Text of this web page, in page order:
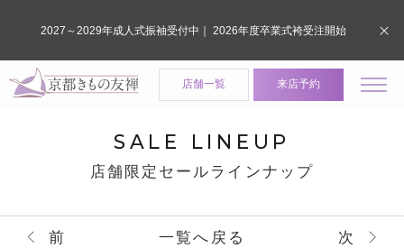
店舗一覧 来店予約
SALE LINEUP
店舗限定セールラインナップ
前 一覧へ戻る 次
2027～2029年成人式振袖受付中｜ 2026年度卒業式袴受注開始